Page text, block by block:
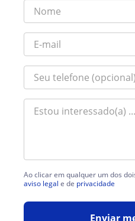
Ao clicar em qualquer um dos
aviso legal e de privacidade
Enviar